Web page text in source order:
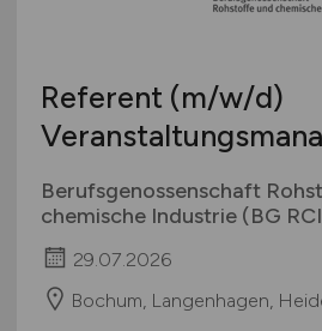
Referent (m/w/d)
Berufsgenossenschaft
chemische Industrie (BG
29.07.2026
Bochum, Langenhagen,